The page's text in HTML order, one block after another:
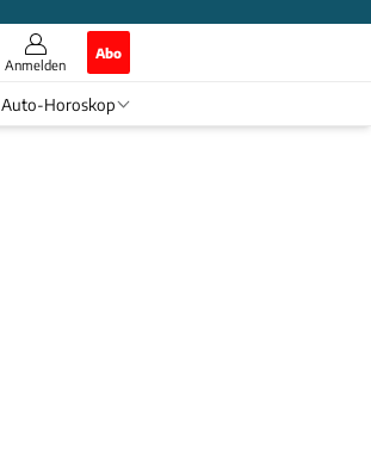
Anmelden
Abo
Auto-Horoskop